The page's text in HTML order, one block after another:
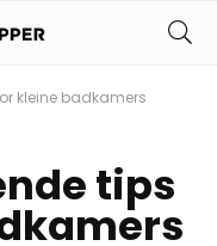
kleine badkamers
tips